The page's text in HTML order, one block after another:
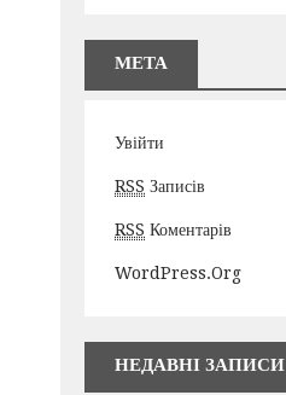
МЕТА
Увійти
RSS Записів
RSS Коментарів
WordPress.org
НЕДАВНІ ЗАПИСИ